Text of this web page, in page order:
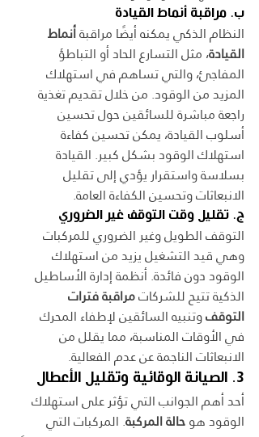
ب. مراقبة أنماط القيادة
النظام الذكي يمكنه أيضًا مراقبة أنماط
القيادة، مثل التسارع الحاد أو التباطؤ
المفاجئ، والتي تساهم في استهلاك
المزيد من الوقود. من خلال تقديم تغذية
راجعة مباشرة للسائقين حول تحسين
أسلوب القيادة، يمكن تحسين كفاءة
استهلاك الوقود بشكل كبير. القيادة
بسلاسة واستقرار يؤدي إلى تقليل
الانبعاثات وتحسين الكفاءة العامة.
ج. تقليل وقت التوقف غير الضروري
التوقف الطويل وغير الضروري للمركبات
وهي قيد التشغيل يزيد من استهلاك
الوقود دون فائدة. أنظمة إدارة الأساطيل
الذكية تتيح للشركات مراقبة فترات
التوقف وتنبيه السائقين لإطفاء المحرك
في الأوقات المناسبة، مما يقلل من
الانبعاثات الناجمة عن عدم الفعالية.
3. الصيانة الوقائية وتقليل الأعطال
أحد أهم الجوانب التي تؤثر على استهلاك
الوقود هو حالة المركبة. المركبات التي